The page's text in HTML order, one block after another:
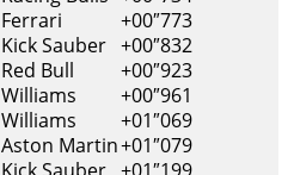
Ferrari
+00″773
Kick Sauber +00″832
Red Bull
+00″923
Williams
+00″961
Williams
+01″069
Aston Martin+01″079